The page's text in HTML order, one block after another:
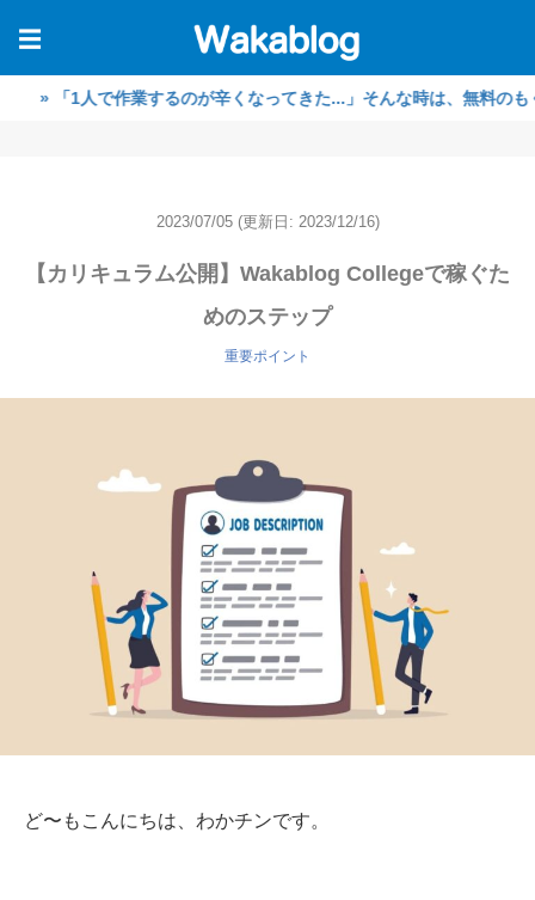
☰
で作業するのが辛くなってきた...」そんな時は、無料のもくもく作
2023/07/05 (更新日: 2023/12/16)
【カリキュラム公開】Wakablog Collegeで稼ぐた
めのステップ
重要ポイント
ど〜もこんにちは、わかチンです。